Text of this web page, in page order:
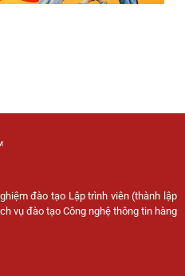
đào tạo Lập trình viên (thành lập
vụ đào tạo Công nghệ thông tin hàng